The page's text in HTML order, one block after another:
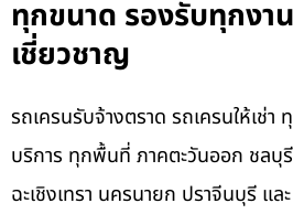
ทุกขนาด รองรับทุกง
เชี่ยวชาญ
รถเครนรับจ้างตราด รถเครนให้เช่
บริการ ทุกพื้นที่ ภาคตะวันออก ชลบุ
ฉะเชิงเทรา นครนายก ปราจีนบุรี แล